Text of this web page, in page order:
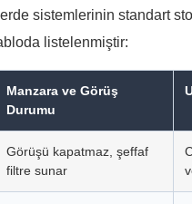
sistemlerinin standart
listelenmiştir:
Manzara ve Görüş
Durumu
Görüşü kapatmaz, şeffaf
filtre sunar